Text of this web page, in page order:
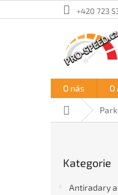
na
+420 723
O nás O
Domů
kategorie
Kategorie
Antiradary